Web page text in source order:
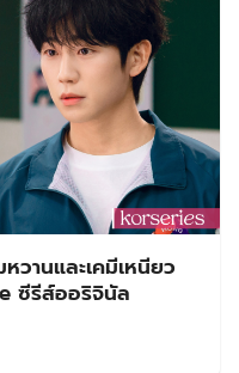
านและเคมีเหนียว
ซีรีส์ออริจินัล